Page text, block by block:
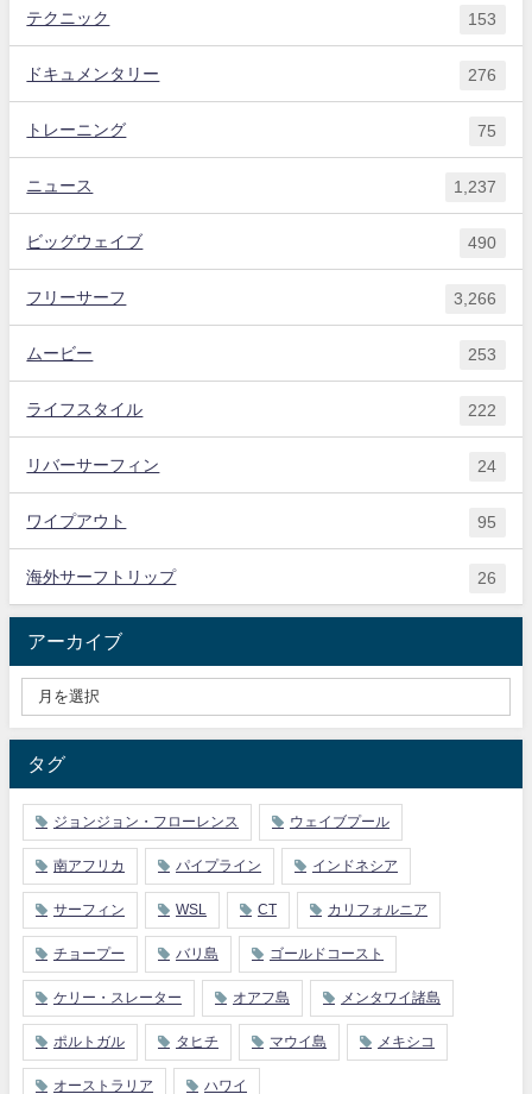
テクニック 153
ドキュメンタリー 276
トレーニング 75
ニュース 1,237
ビッグウェイブ 490
フリーサーフ 3,266
ムービー 253
ライフスタイル 222
リバーサーフィン 24
ワイプアウト 95
海外サーフトリップ 26
アーカイブ
タグ
ジョンジョン・フローレンス ウェイブプール
南アフリカ パイプライン インドネシア
サーフィン WSL CT カリフォルニア
チョープー バリ島 ゴールドコースト
ケリー・スレーター オアフ島 メンタワイ諸島
ポルトガル タヒチ マウイ島 メキシコ
オーストラリア ハワイ